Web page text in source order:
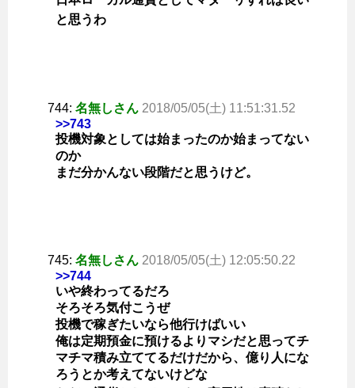
と思うわ
744: 名無しさん 2018/05/05(土) 11:51:31.52
>>743
投機対象としては始まったのか始まってない
のか
まだ分かんない段階だと思うけど。
745: 名無しさん 2018/05/05(土) 12:05:50.22
>>744
いや終わってるだろ
そろそろ気付こうぜ
投機で稼ぎたいなら他行けばいい
俺は定期預金に預けるよりマシだと思ってチ
マチマ積み立ててるだけだから、億り人にな
ろうとか考えてないけどな